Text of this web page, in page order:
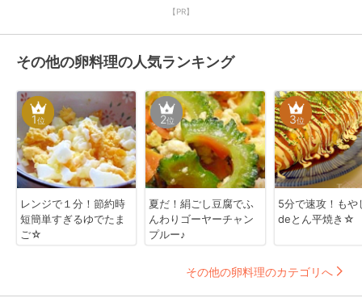
【PR】
その他の卵料理の人気ランキング
1位
レンジで１分！節約時
短簡単すぎるゆでたま
ご☆
2位
夏だ！絹ごし豆腐でふ
んわりゴーヤーチャン
プルー♪
3位
5分で速攻！もや
deとん平焼き☆
その他の卵料理のカテゴリへ